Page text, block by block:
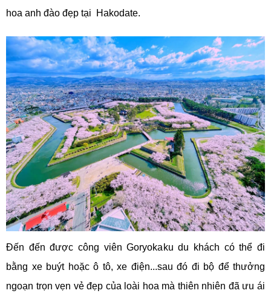
hoa anh đào đẹp tại Hakodate.
Đến đến được công viên Goryokaku du khách có thể đi
bằng xe buýt hoặc ô tô, xe điện...sau đó đi bộ để thưởng
ngoạn trọn vẹn vẻ đẹp của loài hoa mà thiên nhiên đã ưu ái